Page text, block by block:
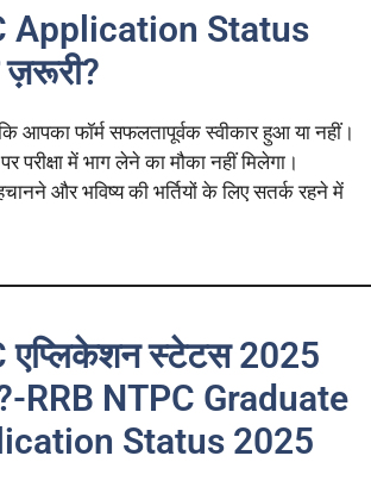
Application Status
आपका फॉर्म सफलतापूर्वक स्वीकार हुआ या नहीं।
परीक्षा में भाग लेने का मौका नहीं मिलेगा।
और भविष्य की भर्तियों के लिए सतर्क रहने में
एप्लिकेशन स्टेटस 2025
NTPC Graduate
Status 2025